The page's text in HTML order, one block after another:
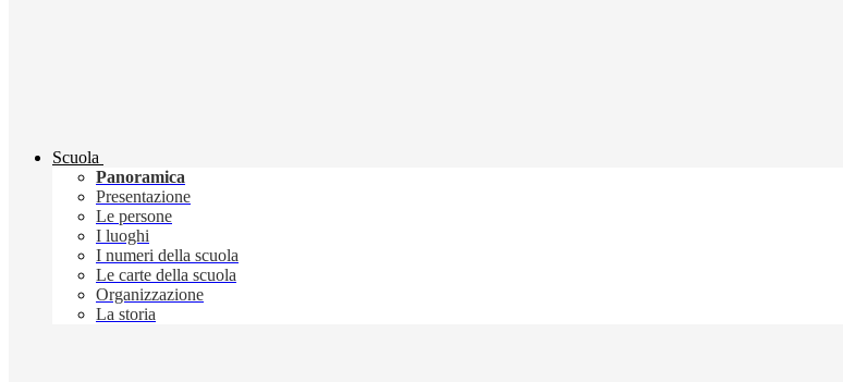
Scuola
Panoramica
Presentazione
Le persone
I luoghi
I numeri della scuola
Le carte della scuola
Organizzazione
La storia